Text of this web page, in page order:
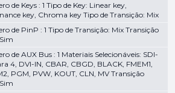
de Keys : 1 Tipo de Key: Linear key,
key, Chroma key Tipo de Transição: Mix
de PinP : 1 Tipo de Transição: Mix Transição
de AUX Bus : 1 Materiais Selecionáveis: SDI-
4, DVI-IN, CBAR, CBGD, BLACK, FMEM1,
PGM, PVW, KOUT, CLN, MV Transição